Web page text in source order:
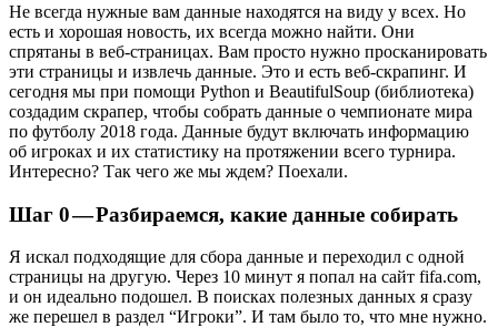
Не всегда нужные вам данные находятся на виду у всех. Но
есть и хорошая новость, их всегда можно найти. Они
спрятаны в веб-страницах. Вам просто нужно просканировать
эти страницы и извлечь данные. Это и есть веб-скрапинг. И
сегодня мы при помощи Python и BeautifulSoup (библиотека)
создадим скрапер, чтобы собрать данные о чемпионате мира
по футболу 2018 года. Данные будут включать информацию
об игроках и их статистику на протяжении всего турнира.
Интересно? Так чего же мы ждем? Поехали.
Шаг 0 — Разбираемся, какие данные собирать
Я искал подходящие для сбора данные и переходил с одной
страницы на другую. Через 10 минут я попал на сайт fifa.com,
и он идеально подошел. В поисках полезных данных я сразу
же перешел в раздел “Игроки”. И там было то, что мне нужно.